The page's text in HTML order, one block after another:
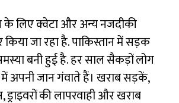
के लिए क्वेटा और अन्य नजदीकी
जा रहा है. पाकिस्तान में सड़क
बनी हुई है. हर साल सैकड़ों लोग
अपनी जान गंवाते हैं। खराब सड़कें,
की लापरवाही और खराब